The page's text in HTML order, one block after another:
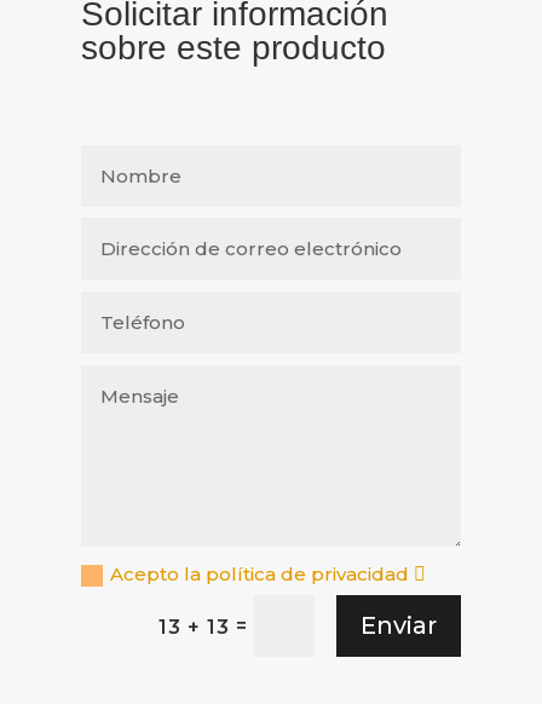
Solicitar información
sobre este producto
Acepto la política de privacidad
13 + 13 = Enviar